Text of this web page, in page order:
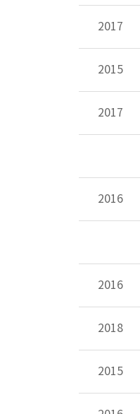
2017
2015
2017
2016
2016
2018
2015